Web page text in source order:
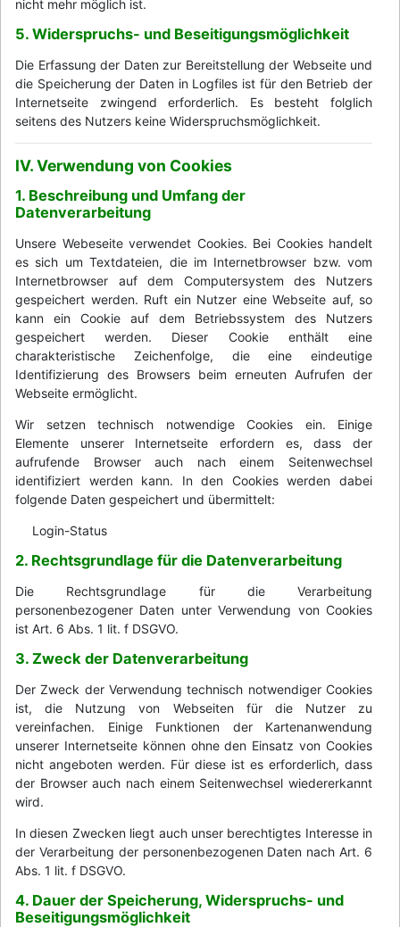
nicht mehr möglich ist.
5. Widerspruchs- und Beseitigungsmöglichkeit
Die Erfassung der Daten zur Bereitstellung der Webseite und
die Speicherung der Daten in Logfiles ist für den Betrieb der
Internetseite zwingend erforderlich. Es besteht folglich
seitens des Nutzers keine Widerspruchsmöglichkeit.
IV. Verwendung von Cookies
1. Beschreibung und Umfang der
Datenverarbeitung
Unsere Webeseite verwendet Cookies. Bei Cookies handelt
es sich um Textdateien, die im Internetbrowser bzw. vom
Internetbrowser auf dem Computersystem des Nutzers
gespeichert werden. Ruft ein Nutzer eine Webseite auf, so
kann ein Cookie auf dem Betriebssystem des Nutzers
gespeichert werden. Dieser Cookie enthält eine
charakteristische Zeichenfolge, die eine eindeutige
Identifizierung des Browsers beim erneuten Aufrufen der
Webseite ermöglicht.
Wir setzen technisch notwendige Cookies ein. Einige
Elemente unserer Internetseite erfordern es, dass der
aufrufende Browser auch nach einem Seitenwechsel
identifiziert werden kann. In den Cookies werden dabei
folgende Daten gespeichert und übermittelt:
Login-Status
2. Rechtsgrundlage für die Datenverarbeitung
Die Rechtsgrundlage für die Verarbeitung
personenbezogener Daten unter Verwendung von Cookies
ist Art. 6 Abs. 1 lit. f DSGVO.
3. Zweck der Datenverarbeitung
Der Zweck der Verwendung technisch notwendiger Cookies
ist, die Nutzung von Webseiten für die Nutzer zu
vereinfachen. Einige Funktionen der Kartenanwendung
unserer Internetseite können ohne den Einsatz von Cookies
nicht angeboten werden. Für diese ist es erforderlich, dass
der Browser auch nach einem Seitenwechsel wiedererkannt
wird.
In diesen Zwecken liegt auch unser berechtigtes Interesse in
der Verarbeitung der personenbezogenen Daten nach Art. 6
Abs. 1 lit. f DSGVO.
4. Dauer der Speicherung, Widerspruchs- und
Beseitigungsmöglichkeit